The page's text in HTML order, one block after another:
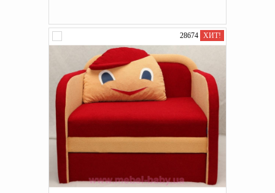
28674 ХИТ!